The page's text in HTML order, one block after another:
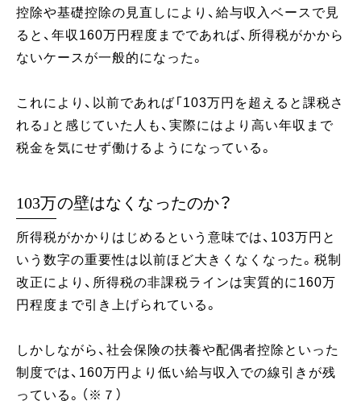
控除や基礎控除の見直しにより、給与収入ベースで見
ると、年収160万円程度までであれば、所得税がかから
ないケースが一般的になった。
これにより、以前であれば「103万円を超えると課税さ
れる」と感じていた人も、実際にはより高い年収まで
税金を気にせず働けるようになっている。
103万の壁はなくなったのか？
所得税がかかりはじめるという意味では、103万円と
いう数字の重要性は以前ほど大きくなくなった。税制
改正により、所得税の非課税ラインは実質的に160万
円程度まで引き上げられている。
しかしながら、社会保険の扶養や配偶者控除といった
制度では、160万円より低い給与収入での線引きが残
っている。（※７）